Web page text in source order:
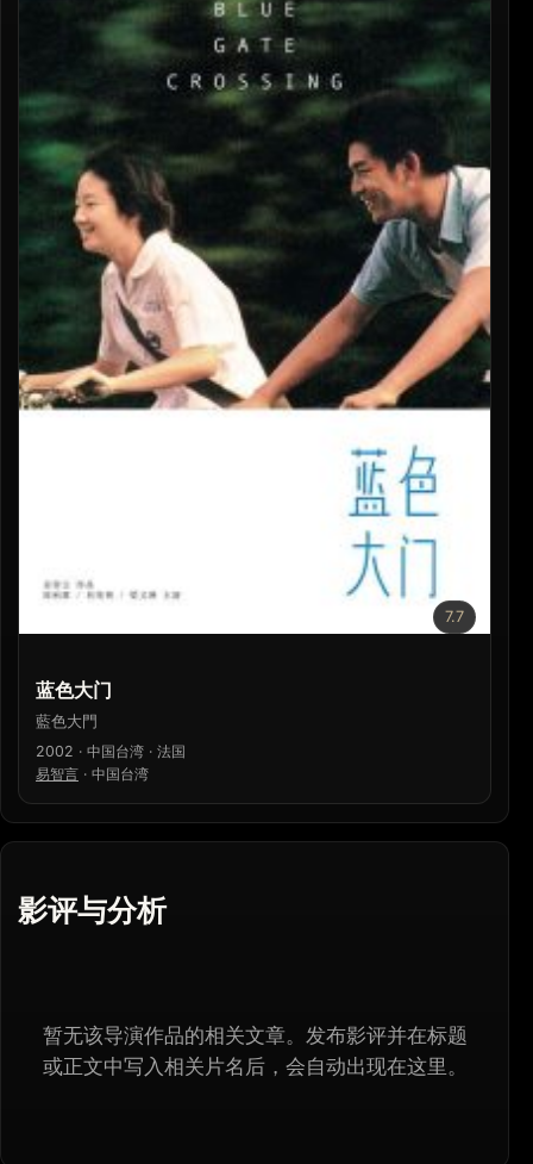
7.7
蓝色大门
藍色大門
2002 · 中国台湾 · 法国
易智言 · 中国台湾
影评与分析
暂无该导演作品的相关文章。发布影评并在标题
或正文中写入相关片名后，会自动出现在这里。